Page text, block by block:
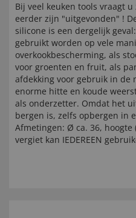
Bij veel keuken tools vraagt
eerder zijn "uitgevonden" ! De
silicone is een dergelijk
gebruikt worden op vele
overkookbescherming, als
voor groenten en fruit, als
afdekking voor gebruik in de
enorme hitte en koude
als onderzetter. Omdat het
bergen is, zelfs opbergen in
Afmetingen: Ø ca. 36, hoogte
vergiet kan IEDEREEN